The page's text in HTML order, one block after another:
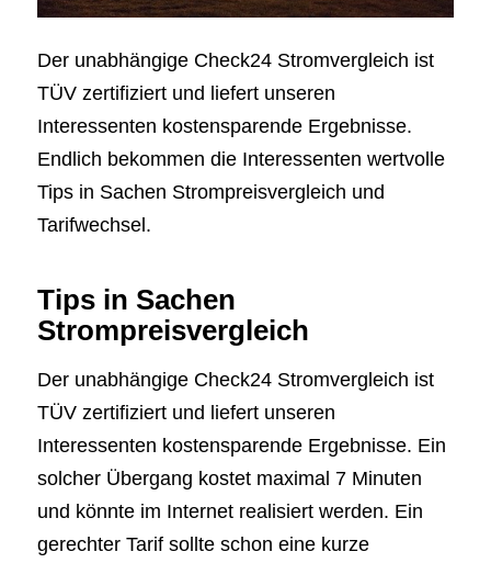
Der unabhängige Check24 Stromvergleich ist
TÜV zertifiziert und liefert unseren
Interessenten kostensparende Ergebnisse.
Endlich bekommen die Interessenten wertvolle
Tips in Sachen Strompreisvergleich und
Tarifwechsel.
Tips in Sachen
Strompreisvergleich
Der unabhängige Check24 Stromvergleich ist
TÜV zertifiziert und liefert unseren
Interessenten kostensparende Ergebnisse. Ein
solcher Übergang kostet maximal 7 Minuten
und könnte im Internet realisiert werden. Ein
gerechter Tarif sollte schon eine kurze